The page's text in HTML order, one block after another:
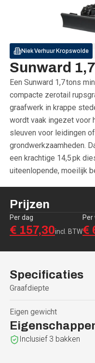
Niek Verhuur Kropswolde
Sunward
Een Sunward 1,7 tons
compacte zerotail
graafwerk in krappe
wordt vaak ingezet voor
sleuven voor leidingen
grondwerkzaamheden.
een krachtige 14,5 pk
uiteenlopende, moeilijk
Prijzen
Per dag
€ 157,30incl. BTW€
Specificaties
Graafdiepte
Eigen gewicht
Inclusief 3 bakken